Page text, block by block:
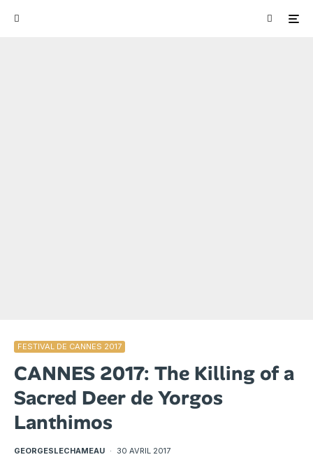
FESTIVAL DE CANNES 2017
CANNES 2017: The Killing of a
Sacred Deer de Yorgos
Lanthimos
GEORGESLECHAMEAU · 30 AVRIL 2017